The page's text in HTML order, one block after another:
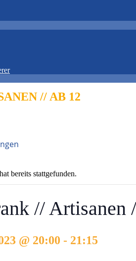
// AB 12
bereits stattgefunden.
// Artisanen
@ 20:00 - 21:15